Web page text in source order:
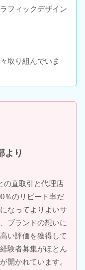
フィックデザイン
取り組んでいま
より
の直取引と代理店
％のリピート率だ
なってよりよいサ
ブランドの想いに
い評価を獲得して
験者募集がほとん
開かれています。